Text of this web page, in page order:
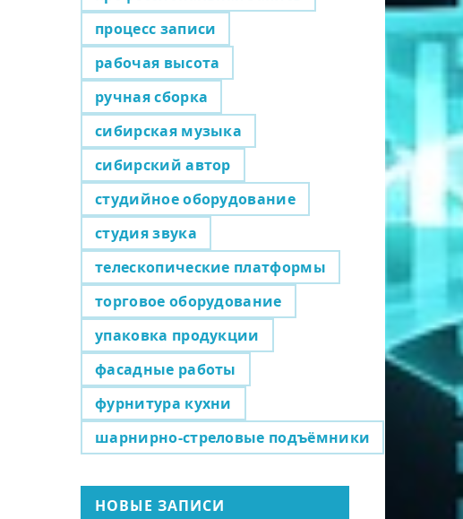
процесс записи
рабочая высота
ручная сборка
сибирская музыка
сибирский автор
студийное оборудование
студия звука
телескопические платформы
торговое оборудование
упаковка продукции
фасадные работы
фурнитура кухни
шарнирно-стреловые подъёмники
НОВЫЕ ЗАПИСИ